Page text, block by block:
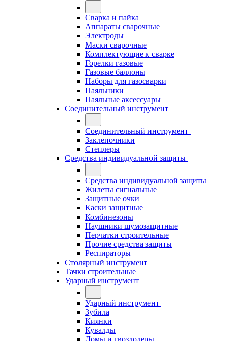
Сварка и пайка
Аппараты сварочные
Электроды
Маски сварочные
Комплектующие к сварке
Горелки газовые
Газовые баллоны
Наборы для газосварки
Паяльники
Паяльные аксессуары
Соединительный инструмент
Соединительный инструмент
Заклепочники
Степлеры
Средства индивидуальной защиты
Средства индивидуальной защиты
Жилеты сигнальные
Защитные очки
Каски защитные
Комбинезоны
Наушники шумозащитные
Перчатки строительные
Прочие средства защиты
Респираторы
Столярный инструмент
Тачки строительные
Ударный инструмент
Ударный инструмент
Зубила
Киянки
Кувалды
Ломы и гвоздодеры